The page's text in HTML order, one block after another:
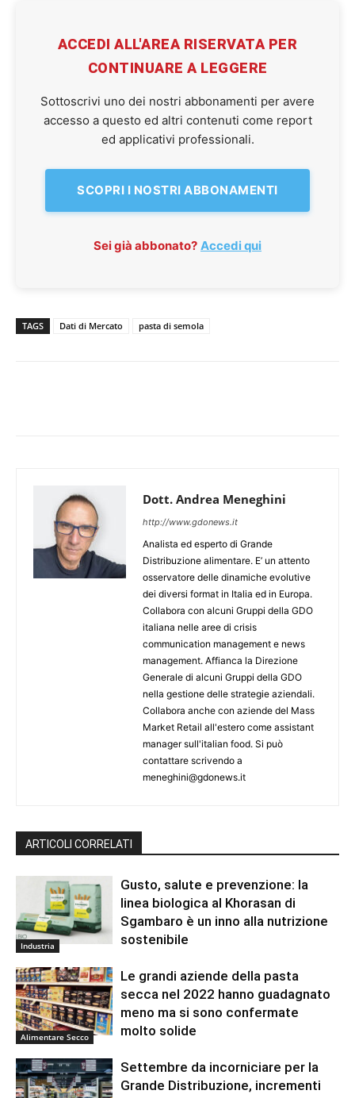
ACCEDI ALL'AREA RISERVATA PER
CONTINUARE A LEGGERE
Sottoscrivi uno dei nostri abbonamenti per avere
accesso a questo ed altri contenuti come report
ed applicativi professionali.
SCOPRI I NOSTRI ABBONAMENTI
Sei già abbonato? Accedi qui
TAGS Dati di Mercato pasta di semola
Dott. Andrea Meneghini
http://www.gdonews.it
Analista ed esperto di Grande
Distribuzione alimentare. E’ un attento
osservatore delle dinamiche evolutive
dei diversi format in Italia ed in Europa.
Collabora con alcuni Gruppi della GDO
italiana nelle aree di crisis
communication management e news
management. Affianca la Direzione
Generale di alcuni Gruppi della GDO
nella gestione delle strategie aziendali.
Collabora anche con aziende del Mass
Market Retail all'estero come assistant
manager sull'italian food. Si può
contattare scrivendo a
meneghini@gdonews.it
ARTICOLI CORRELATI
Industria
Gusto, salute e prevenzione: la
linea biologica al Khorasan di
Sgambaro è un inno alla nutrizione
sostenibile
Alimentare Secco
Le grandi aziende della pasta
secca nel 2022 hanno guadagnato
meno ma si sono confermate
molto solide
Settembre da incorniciare per la
Grande Distribuzione, incrementi